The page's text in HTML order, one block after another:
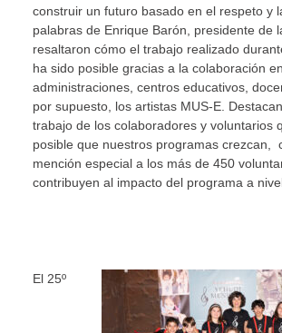
construir un futuro basado en el respeto y
palabras de Enrique Barón, presidente de
resaltaron cómo el trabajo realizado
ha sido posible gracias a la colaboración
administraciones, centros educativos,
por supuesto, los artistas MUS-E.
trabajo de los colaboradores y voluntarios
posible que nuestros programas crezcan,
mención especial a los más de 450
contribuyen al impacto del programa a
El 25º